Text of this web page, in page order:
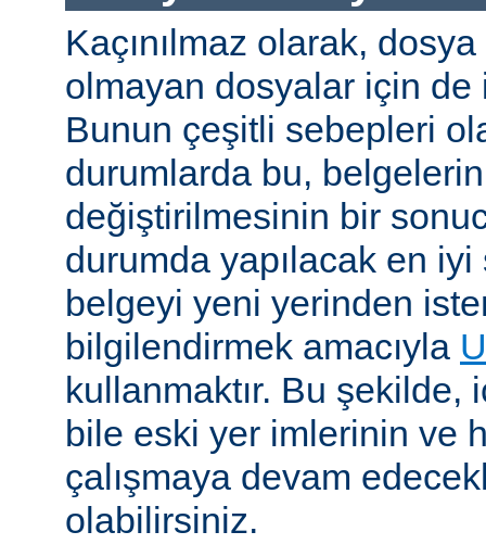
Kaçınılmaz olarak,
olmayan dosyalar için de
Bunun çeşitli sebepleri
durumlarda bu,
değiştirilmesinin bir
durumda yapılacak en
belgeyi yeni yerinden
bilgilendirmek amacıyla
kullanmaktır. Bu
bile eski yer imlerinin ve
çalışmaya devam
olabilirsiniz.